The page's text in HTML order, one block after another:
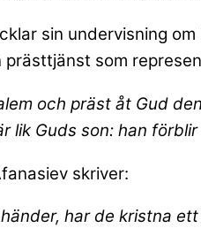
sin undervisning
som
och präst åt Gud
lik Guds son: han
skriver:
har de kristna